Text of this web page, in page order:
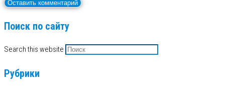
Поиск по сайту
Search this website
Рубрики